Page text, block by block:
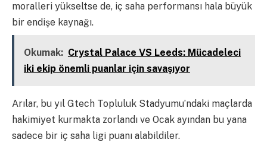
moralleri yükseltse de, iç saha performansı hala büyük
bir endişe kaynağı.
Okumak: Crystal Palace VS Leeds: Mücadeleci
iki ekip önemli puanlar için savaşıyor
Arılar, bu yıl Gtech Topluluk Stadyumu’ndaki maçlarda
hakimiyet kurmakta zorlandı ve Ocak ayından bu yana
sadece bir iç saha ligi puanı alabildiler.